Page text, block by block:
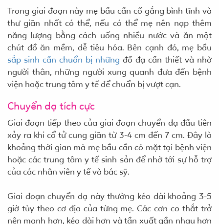
Trong giai đoạn này mẹ bầu cần cố gắng bình tĩnh và
thư giãn nhất có thể, nếu có thể mẹ nên nạp thêm
năng lượng bằng cách uống nhiều nước và ăn một
chút đồ ăn mềm, dễ tiêu hóa. Bên cạnh đó, mẹ bầu
sắp sinh cần chuẩn bị những đồ đạ cần thiết và nhờ
người thân, những người xung quanh đưa đến bệnh
viện hoặc trung tâm y tế để chuẩn bị vượt cạn.
Chuyển dạ tích cực
Giai đoạn tiếp theo của giai đoạn chuyển dạ đầu tiên
xảy ra khi cổ tử cung giãn từ 3-4 cm đến 7 cm. Đây là
khoảng thời gian mà mẹ bầu cần có mặt tại bệnh viện
hoặc các trung tâm y tế sinh sản để nhờ tới sự hỗ trợ
của các nhân viên y tế và bác sỹ.
Giai đoạn chuyển dạ này thường kéo dài khoảng 3-5
giờ tùy theo cơ địa của từng mẹ. Các cơn co thắt trở
nên mạnh hơn, kéo dài hơn và tần xuất gần nhau hơn